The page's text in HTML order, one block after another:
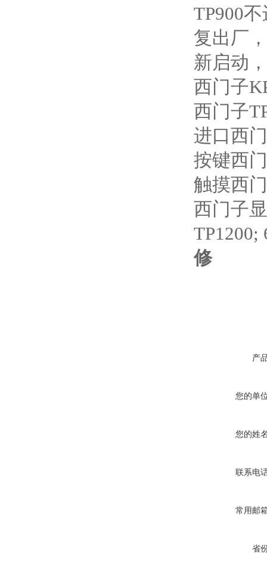
TP900
复出厂
新启动
西门子
西门子
进口西
按键西
触摸西
西门子
TP1200;
修
产
您的单
您的姓
联系电
常用邮
省